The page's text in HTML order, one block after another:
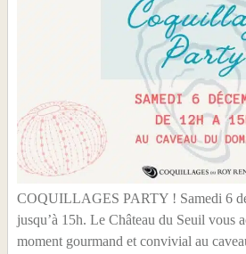
COQUILLAGES PARTY ! Samedi 6
jusqu’à 15h. Le Château du Seuil vous
moment gourmand et convivial au